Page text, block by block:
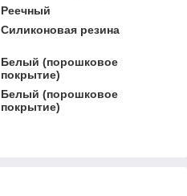
Реечный
Силиконовая резина
Белый (порошковое
покрытие)
Белый (порошковое
покрытие)